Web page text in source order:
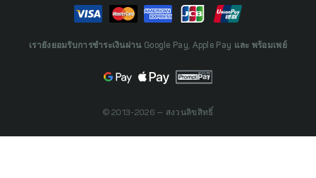
เรายังยอมรับการชำระเงินผ่าน Google Pay, Apple Pay และ พร้อมเพย์
© 2013-2026 — สงวนลิขสิทธิ์